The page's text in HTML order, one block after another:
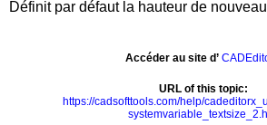
Définit par défaut la hauteur de
Accéder au site d’
URL of this topic:
https://cadsofttools.com/help/